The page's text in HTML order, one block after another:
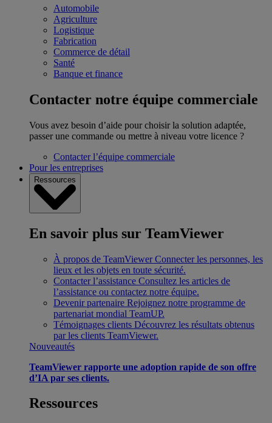
Automobile
Agriculture
Logistique
Fabrication
Commerce de détail
Santé
Banque et finance
Contacter notre équipe commerciale
Vous avez besoin d’aide pour choisir la solution adaptée,
passer une commande ou mettre à niveau votre licence ?
Contacter l’équipe commerciale
Pour les entreprises
Ressources
En savoir plus sur TeamViewer
À propos de TeamViewer Connecter les personnes, les
lieux et les objets en toute sécurité.
Contacter l’assistance Consultez les articles de
l’assistance ou contactez notre équipe.
Devenir partenaire Rejoignez notre programme de
partenariat mondial TeamUP.
Témoignages clients Découvrez les résultats obtenus
par les clients TeamViewer.
Nouveautés
TeamViewer rapporte une adoption rapide de son offre
d’IA par ses clients.
Ressources